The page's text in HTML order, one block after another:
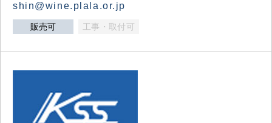
shin@wine.plala.or.jp
販売可 工事・取付可